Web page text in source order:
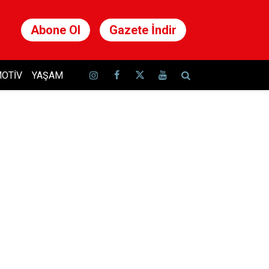
Abone Ol Gazete İndir
YAŞAM